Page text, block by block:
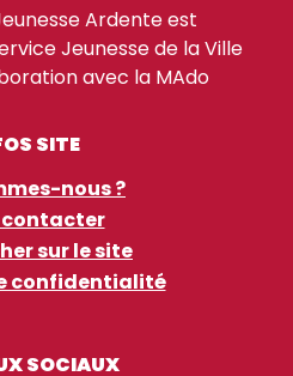
Ardente est
Jeunesse de la Ville
avec la MAdo
SITE
nous ?
contacter
sur le site
confidentialité
SOCIAUX